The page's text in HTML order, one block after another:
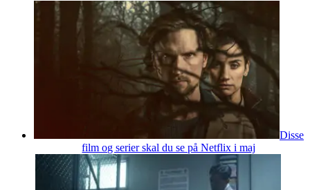
Disse
film og serier skal du se på Netflix i maj